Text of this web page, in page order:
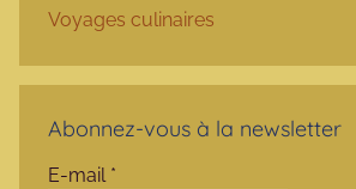
Voyages culinaires
Abonnez-vous à la newsletter
E-mail *